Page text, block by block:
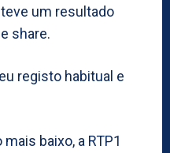
um resultado
share.
registo habitual e
baixo, a RTP1